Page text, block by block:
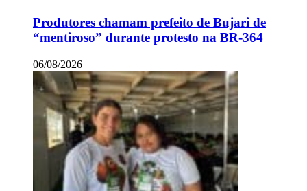
Produtores chamam prefeito de Bujari de
“mentiroso” durante protesto na BR-364
06/08/2026